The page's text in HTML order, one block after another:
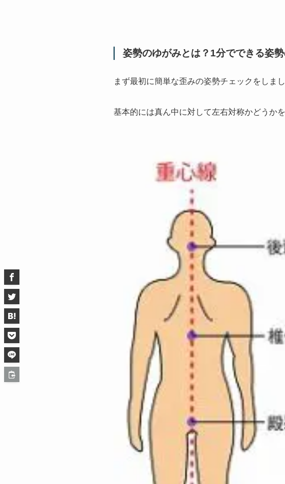
姿勢のゆがみとは？1分でできる姿
まず最初に簡単な歪みの姿勢チェックをしまし
基本的には真ん中に対して左右対称かどうか